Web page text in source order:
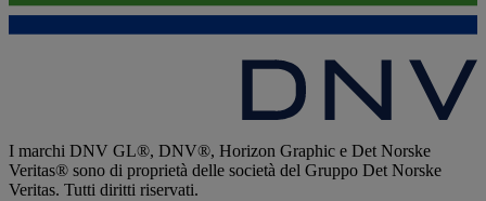
I marchi DNV GL®, DNV®, Horizon Graphic e Det Norske
Veritas® sono di proprietà delle società del Gruppo Det Norske
Veritas. Tutti diritti riservati.